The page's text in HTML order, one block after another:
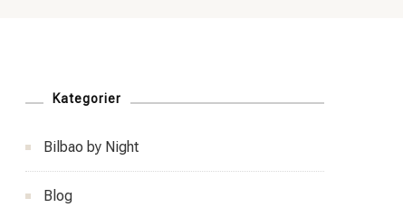
Kategorier
Bilbao by Night
Blog